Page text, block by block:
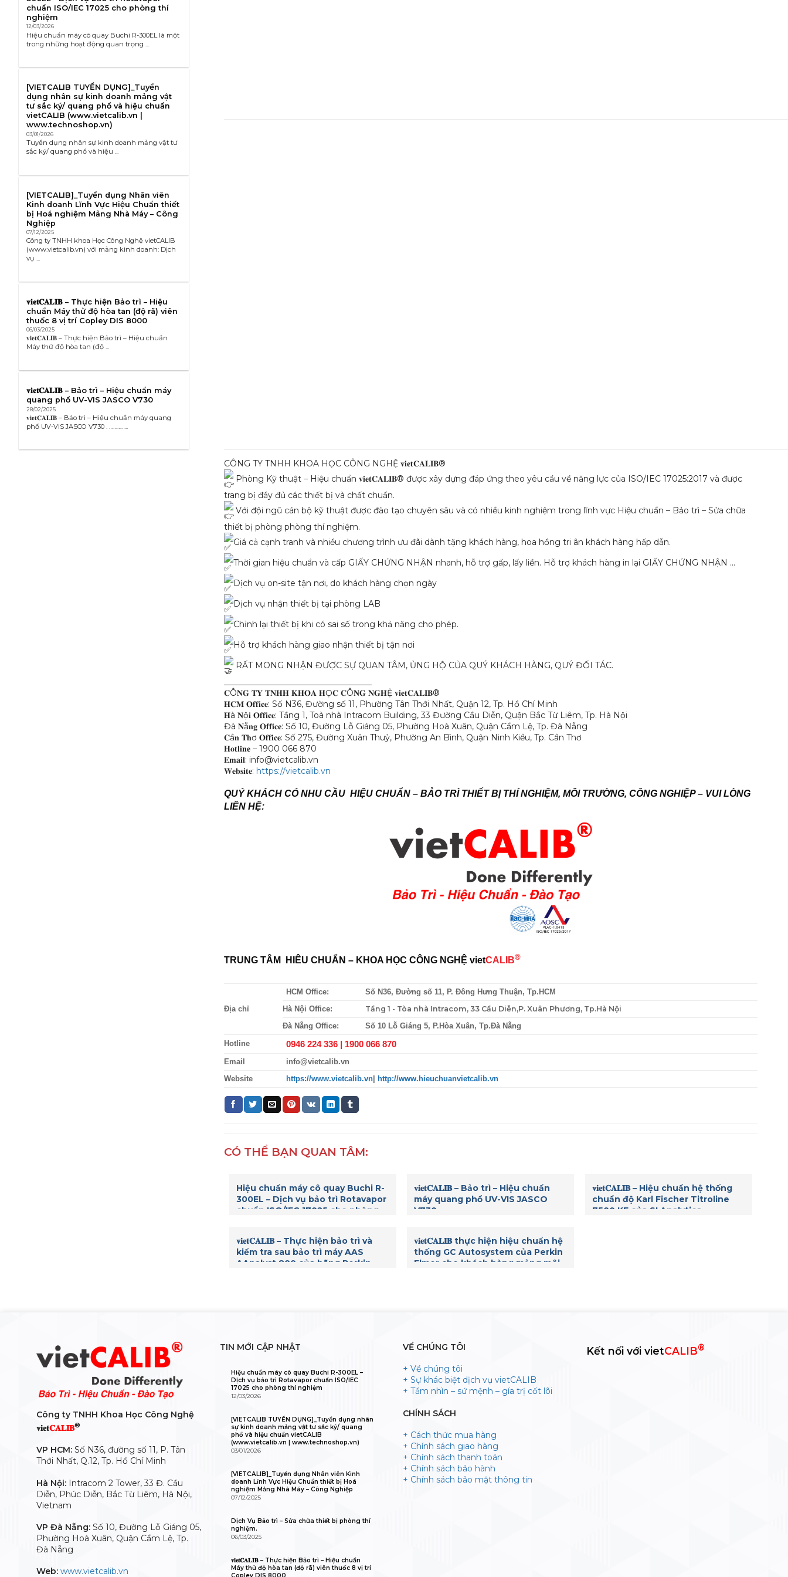
chuẩn ISO/IEC 17025 cho phòng thí
nghiệm
12/03/2026
Hiệu chuẩn máy cô quay Buchi R-300EL là một
trong những hoạt động quan trọng ...
[VIETCALIB TUYỂN DỤNG]_Tuyển
dụng nhân sự kinh doanh mảng vật
tư sắc ký/ quang phổ và hiệu chuẩn
vietCALIB (www.vietcalib.vn |
www.technoshop.vn)
03/01/2026
Tuyển dụng nhân sự kinh doanh mảng vật tư
sắc ký/ quang phổ và hiệu ...
[VIETCALIB]_Tuyển dụng Nhân viên
Kinh doanh Lĩnh Vực Hiệu Chuẩn thiết
bị Hoá nghiệm Mảng Nhà Máy – Công
Nghiệp
07/12/2025
Công ty TNHH khoa Học Công Nghệ vietCALIB
(www.vietcalib.vn) với mảng kinh doanh: Dịch
vụ ...
𝐯𝐢𝐞𝐭𝐂𝐀𝐋𝐈𝐁 – Thực hiện Bảo trì – Hiệu
chuẩn Máy thử độ hòa tan (độ rã) viên
thuốc 8 vị trí Copley DIS 8000
06/03/2025
𝐯𝐢𝐞𝐭𝐂𝐀𝐋𝐈𝐁 – Thực hiện Bảo trì – Hiệu chuẩn
Máy thử độ hòa tan (độ ...
𝐯𝐢𝐞𝐭𝐂𝐀𝐋𝐈𝐁 – Bảo trì – Hiệu chuẩn máy
quang phổ UV-VIS JASCO V730
28/02/2025
𝐯𝐢𝐞𝐭𝐂𝐀𝐋𝐈𝐁 – Bảo trì – Hiệu chuẩn máy quang
phổ UV-VIS JASCO V730 . ………. ...
CÔNG TY TNHH KHOA HỌC CÔNG NGHỆ 𝐯𝐢𝐞𝐭𝐂𝐀𝐋𝐈𝐁®
Phòng Kỹ thuật – Hiệu chuẩn 𝐯𝐢𝐞𝐭𝐂𝐀𝐋𝐈𝐁® được xây dựng đáp ứng theo yêu cầu về năng lực của ISO/IEC 17025:2017 và được
trang bị đầy đủ các thiết bị và chất chuẩn.
Với đội ngũ cán bộ kỹ thuật được đào tạo chuyên sâu và có nhiều kinh nghiệm trong lĩnh vực Hiệu chuẩn – Bảo trì – Sửa chữa
thiết bị phòng phòng thí nghiệm.
Giá cả cạnh tranh và nhiều chương trình ưu đãi dành tặng khách hàng, hoa hồng tri ân khách hàng hấp dẫn.
Thời gian hiệu chuẩn và cấp GIẤY CHỨNG NHẬN nhanh, hỗ trợ gấp, lấy liền. Hỗ trợ khách hàng in lại GIẤY CHỨNG NHẬN …
Dịch vụ on-site tận nơi, do khách hàng chọn ngày
Dịch vụ nhận thiết bị tại phòng LAB
Chỉnh lại thiết bị khi có sai số trong khả năng cho phép.
Hỗ trợ khách hàng giao nhận thiết bị tận nơi
RẤT MONG NHẬN ĐƯỢC SỰ QUAN TÂM, ỦNG HỘ CỦA QUÝ KHÁCH HÀNG, QUÝ ĐỐI TÁC.
𝐂Ô𝐍𝐆 𝐓𝐘 𝐓𝐍𝐇𝐇 𝐊𝐇𝐎𝐀 𝐇Ọ𝐂 𝐂Ô𝐍𝐆 𝐍𝐆𝐇Ệ 𝐯𝐢𝐞𝐭𝐂𝐀𝐋𝐈𝐁®
𝐇𝐂𝐌 𝐎𝐟𝐟𝐢𝐜𝐞: Số N36, Đường số 11, Phường Tân Thới Nhất, Quận 12, Tp. Hồ Chí Minh
𝐇à 𝐍ộ𝐢 𝐎𝐟𝐟𝐢𝐜𝐞: Tầng 1, Toà nhà Intracom Building, 33 Đường Cầu Diễn, Quận Bắc Từ Liêm, Tp. Hà Nội
Đà 𝐍ẵ𝐧𝐠 𝐎𝐟𝐟𝐢𝐜𝐞: Số 10, Đường Lỗ Giáng 05, Phường Hoà Xuân, Quận Cẩm Lệ, Tp. Đà Nẵng
𝐂ầ𝐧 𝐓𝐡ơ 𝐎𝐟𝐟𝐢𝐜𝐞: Số 275, Đường Xuân Thuỷ, Phường An Bình, Quận Ninh Kiều, Tp. Cần Thơ
𝐇𝐨𝐭𝐥𝐢𝐧𝐞 – 1900 066 870
𝐄𝐦𝐚𝐢𝐥: info@vietcalib.vn
𝐖𝐞𝐛𝐬𝐢𝐭𝐞: https://vietcalib.vn
QUÝ KHÁCH CÓ NHU CẦU HIỆU CHUẨN – BẢO TRÌ THIẾT BỊ THÍ NGHIỆM, MÔI TRƯỜNG, CÔNG NGHIỆP – VUI LÒNG
LIÊN HỆ:
TRUNG TÂM HIÊU CHUẨN – KHOA HỌC CÔNG NGHỆ vietCALIB®
Địa chỉ
HCM Office: Số N36, Đường số 11, P. Đông Hưng Thuận, Tp.HCM
Hà Nội Office: Tầng 1 - Tòa nhà Intracom, 33 Cầu Diễn,P. Xuân Phương, Tp.Hà Nội
Đà Nẵng Office: Số 10 Lỗ Giáng 5, P.Hòa Xuân, Tp.Đà Nẵng
Hotline 0946 224 336 | 1900 066 870
Email info@vietcalib.vn
Website https://www.vietcalib.vn http://www.hieuchuanvietcalib.vn
CÓ THỂ BẠN QUAN TÂM:
Hiệu chuẩn máy cô quay Buchi R-
300EL – Dịch vụ bảo trì Rotavapor
chuẩn ISO/IEC 17025 cho phòng
𝐯𝐢𝐞𝐭𝐂𝐀𝐋𝐈𝐁 – Bảo trì – Hiệu chuẩn
máy quang phổ UV-VIS JASCO
V730
𝐯𝐢𝐞𝐭𝐂𝐀𝐋𝐈𝐁 – Hiệu chuẩn hệ thống
chuẩn độ Karl Fischer Titroline
7500 KF của SI Analytics.
𝐯𝐢𝐞𝐭𝐂𝐀𝐋𝐈𝐁 – Thực hiện bảo trì và
kiểm tra sau bảo trì máy AAS
AAnalyst 800 của hãng Perkin
𝐯𝐢𝐞𝐭𝐂𝐀𝐋𝐈𝐁 thực hiện hiệu chuẩn hệ
thống GC Autosystem của Perkin
Elmer cho khách hàng mảng môi
Công ty TNHH Khoa Học Công Nghệ
𝐯𝐢𝐞𝐭𝐂𝐀𝐋𝐈𝐁®
VP HCM: Số N36, đường số 11, P. Tân
Thới Nhất, Q.12, Tp. Hồ Chí Minh
Hà Nội: Intracom 2 Tower, 33 Đ. Cầu
Diễn, Phúc Diễn, Bắc Từ Liêm, Hà Nội,
Vietnam
VP Đà Nẵng: Số 10, Đường Lỗ Giáng 05,
Phường Hoà Xuân, Quận Cẩm Lệ, Tp.
Đà Nẵng
Web: www.vietcalib.vn
TIN MỚI CẬP NHẬT
Hiệu chuẩn máy cô quay Buchi R-300EL –
Dịch vụ bảo trì Rotavapor chuẩn ISO/IEC
17025 cho phòng thí nghiệm
12/03/2026
[VIETCALIB TUYỂN DỤNG]_Tuyển dụng nhân
sự kinh doanh mảng vật tư sắc ký/ quang
phổ và hiệu chuẩn vietCALIB
(www.vietcalib.vn | www.technoshop.vn)
03/01/2026
[VIETCALIB]_Tuyển dụng Nhân viên Kinh
doanh Lĩnh Vực Hiệu Chuẩn thiết bị Hoá
nghiệm Mảng Nhà Máy – Công Nghiệp
07/12/2025
Dịch Vụ Bảo trì – Sửa chữa thiết bị phòng thí
nghiệm.
06/03/2025
𝐯𝐢𝐞𝐭𝐂𝐀𝐋𝐈𝐁 – Thực hiện Bảo trì – Hiệu chuẩn
Máy thử độ hòa tan (độ rã) viên thuốc 8 vị trí
VỀ CHÚNG TÔI
+ Về chúng tôi
+ Sự khác biệt dịch vụ vietCALIB
+ Tầm nhìn – sứ mệnh – gía trị cốt lõi
CHÍNH SÁCH
+ Cách thức mua hàng
+ Chính sách giao hàng
+ Chính sách thanh toán
+ Chính sách bảo hành
+ Chính sách bảo mật thông tin
Kết nối với vietCALIB®